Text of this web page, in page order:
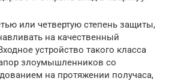
или четвертую степень защиты,
на качественный
устройство такого класса
злоумышленников со
на протяжении получаса,